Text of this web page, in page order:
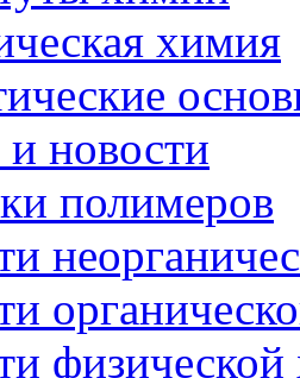
химия
новости
полимеров